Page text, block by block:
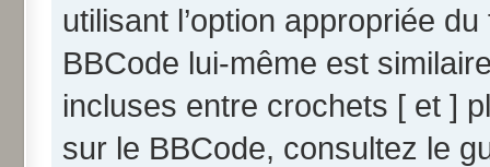
utilisant l’option appropriée
BBCode lui-même est
incluses entre crochets [ et ]
sur le BBCode, consultez le